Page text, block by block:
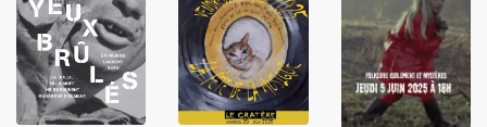
LIRE LIRE
LIRE